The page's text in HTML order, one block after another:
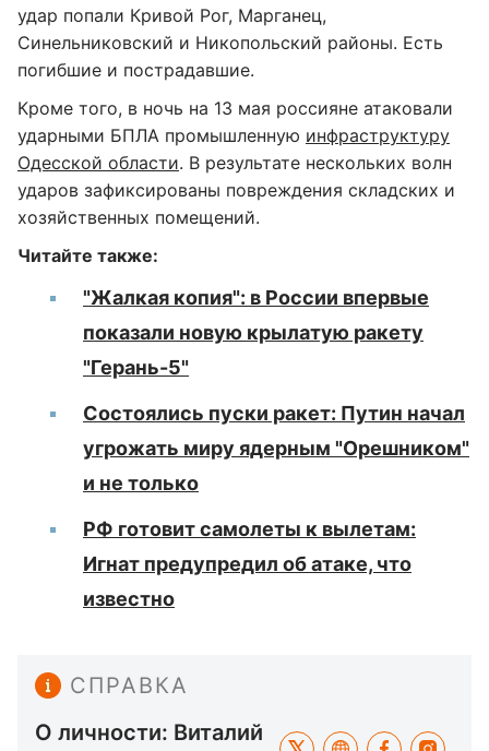
удар попали Кривой Рог, Марганец,
Синельниковский и Никопольский районы. Есть
погибшие и пострадавшие.
Кроме того, в ночь на 13 мая россияне атаковали
ударными БПЛА промышленную инфраструктуру
Одесской области. В результате нескольких волн
ударов зафиксированы повреждения складских и
хозяйственных помещений.
Читайте также:
"Жалкая копия": в России впервые
показали новую крылатую ракету
"Герань-5"
Состоялись пуски ракет: Путин начал
угрожать миру ядерным "Орешником"
и не только
РФ готовит самолеты к вылетам:
Игнат предупредил об атаке, что
известно
СПРАВКА
О личности: Виталий